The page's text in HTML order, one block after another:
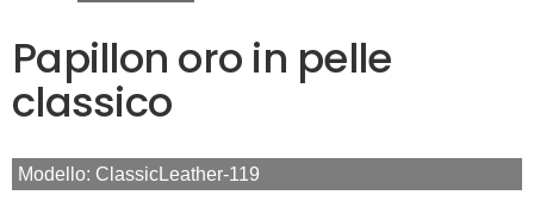
Papillon oro in pelle
classico
Modello: ClassicLeather-119